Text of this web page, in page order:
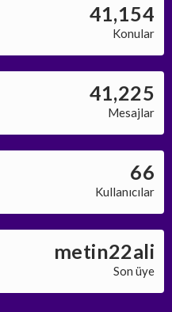
41,154
Konular
41,225
Mesajlar
66
Kullanıcılar
metin22ali
Son üye